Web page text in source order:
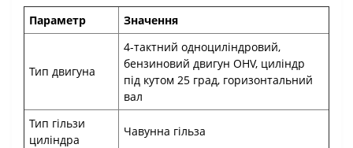
Параметр Значення
Тип двигуна
4-тактний одноциліндровий,
бензиновий двигун OHV, циліндр
під кутом 25 град, горизонтальний
вал
Тип гільзи
циліндра
Чавунна гільза